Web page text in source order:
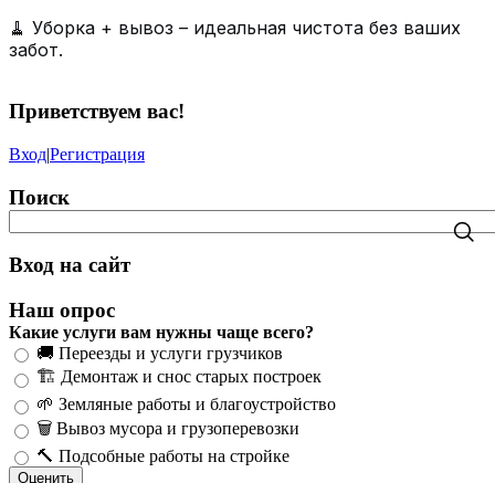
🧹 Уборка + вывоз – идеальная чистота без ваших
забот.
Приветствуем вас!
Вход|Регистрация
Поиск
Вход на сайт
Наш опрос
Какие услуги вам нужны чаще всего?
🚚 Переезды и услуги грузчиков
🏗️ Демонтаж и снос старых построек
🌱 Земляные работы и благоустройство
🗑️ Вывоз мусора и грузоперевозки
🔨 Подсобные работы на стройке